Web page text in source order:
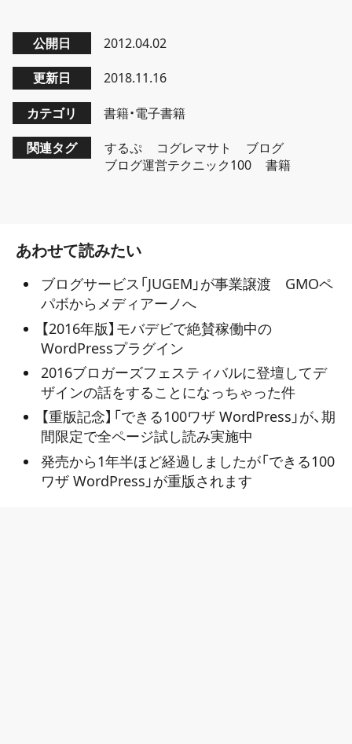
公開日 2012.04.02
更新日 2018.11.16
カテゴリ 書籍・電子書籍
関連タグ するぷ コグレマサト
ブログ
ブログ運営テクニック100
書籍
あわせて読みたい
ブログサービス「JUGEM」が事業譲渡 GMOペ
パボからメディアーノへ
【2016年版】モバデビで絶賛稼働中の
WordPressプラグイン
2016ブロガーズフェスティバルに登壇してデ
ザインの話をすることになっちゃった件
【重版記念】「できる100ワザ WordPress」が、期
間限定で全ページ試し読み実施中
発売から1年半ほど経過しましたが「できる100
ワザ WordPress」が重版されます